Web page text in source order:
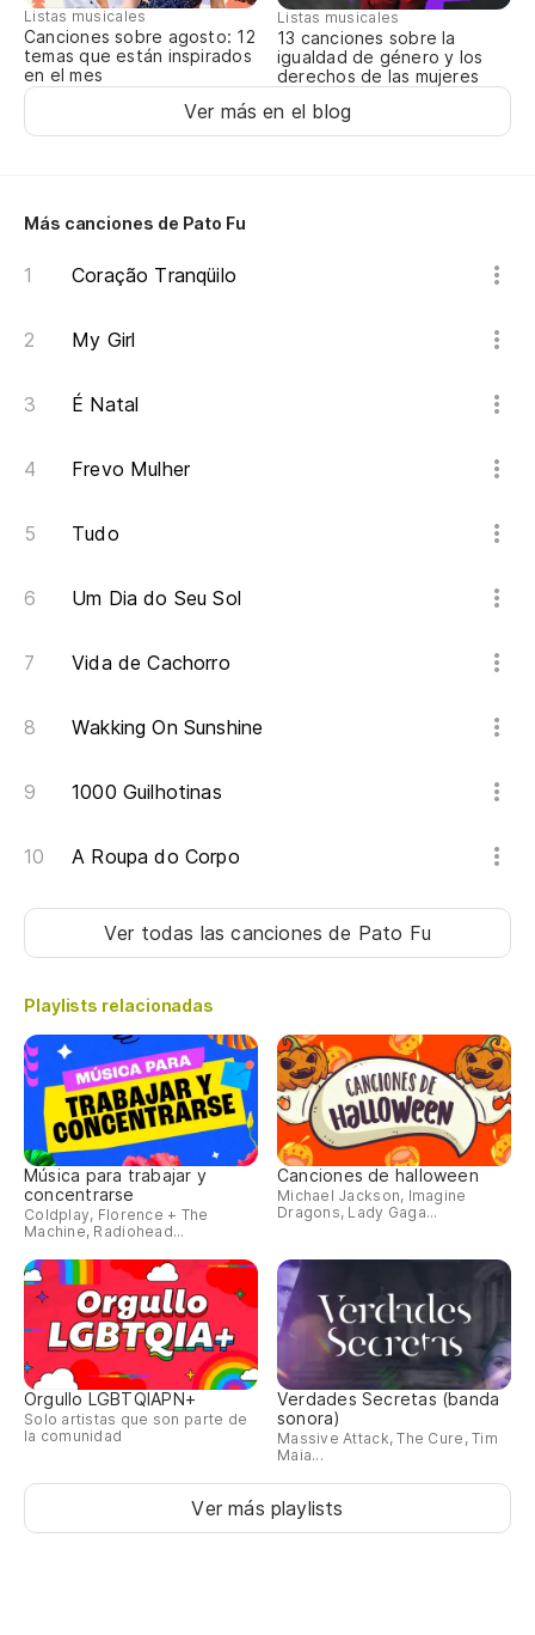
Listas musicales
Canciones sobre agosto: 12
temas que están inspirados
en el mes
Listas musicales
13 canciones sobre la
igualdad de género y los
derechos de las mujeres
Ver más en el blog
Más canciones de Pato Fu
Coração Tranqüilo
My Girl
É Natal
Frevo Mulher
Tudo
Um Dia do Seu Sol
Vida de Cachorro
Wakking On Sunshine
1000 Guilhotinas
A Roupa do Corpo
Ver todas las cancionesde Pato Fu
Playlists relacionadas
Música para trabajar y
concentrarse
Coldplay, Florence + The
Machine, Radiohead...
Canciones de halloween
Michael Jackson, Imagine
Dragons, Lady Gaga...
Orgullo LGBTQIAPN+
Solo artistas que son parte de
la comunidad
Verdades Secretas (banda
sonora)
Massive Attack, The Cure, Tim
Maia...
Ver más playlists